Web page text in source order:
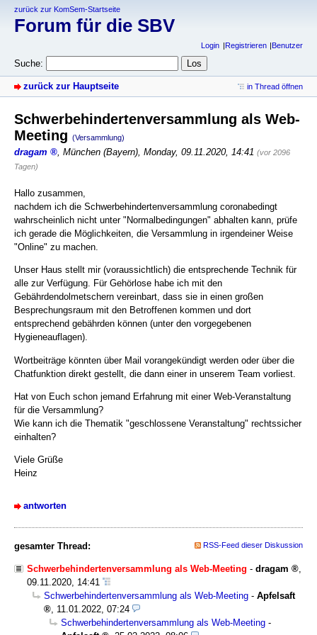
zurück zur KomSem-Startseite
Forum für die SBV
Login Registrieren Benutzer
Suche:
zurück zur Hauptseite in Thread öffnen
Schwerbehindertenversammlung als Web-
Meeting (Versammlung)
dragam , München (Bayern), Monday, 09.11.2020, 14:41 (vor 2096
Tagen)
Hallo zusammen,
nachdem ich die Schwerbehindertenversammlung coronabedingt
wahrscheinlich nicht unter "Normalbedingungen" abhalten kann, prüfe
ich gerade die Möglichkeiten, die Versammlung in irgendeiner Weise
"Online" zu machen.
Unser Haus stellt mir (voraussichtlich) die entsprechende Technik für
alle zur Verfügung. Für Gehörlose habe ich mit den
Gebährdendolmetschern vereinbart, dass sie in einen großen
Besprechungsraum mit den Betroffenen kommen und dort
entsprechend gebährden können (unter den vorgegebenen
Hygieneauflagen).
Wortbeiträge könnten über Mail vorangekündigt werden oder über die
Chatfunktion direkt gestellt, die dann einer in unserem Team vorliest.
Hat von Euch schon jemand Erfahrung mit einer Web-Veranstaltung
für die Versammlung?
Wie kann ich die Thematik "geschlossene Veranstaltung" rechtssicher
einhalten?
Viele Grüße
Heinz
antworten
gesamter Thread: RSS-Feed dieser Diskussion
Schwerbehindertenversammlung als Web-Meeting - dragam
,
09.11.2020, 14:41
Schwerbehindertenversammlung als Web-Meeting - Apfelsaft
, 11.01.2022, 07:24
Schwerbehindertenversammlung als Web-Meeting -